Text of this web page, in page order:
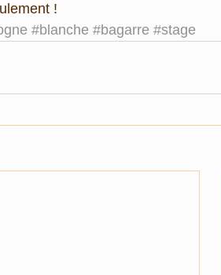
!
#blanche #bagarre #stage